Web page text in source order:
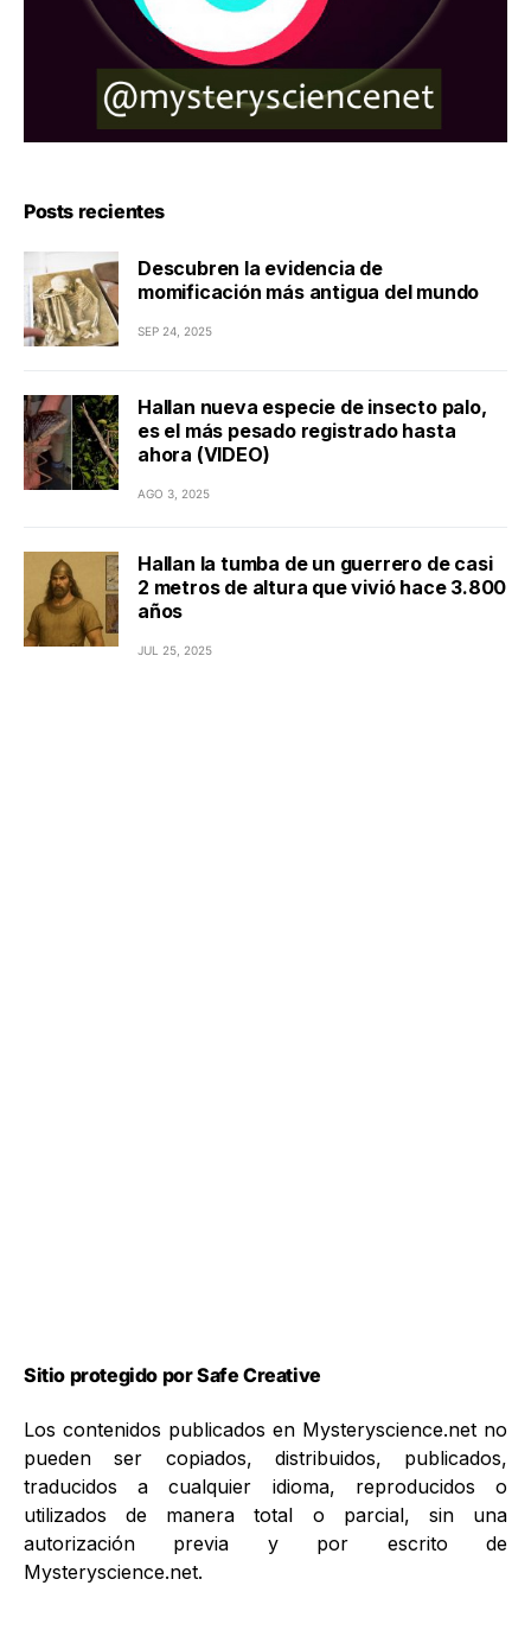
Posts recientes
Descubren la evidencia de
momificación más antigua del mundo
SEP 24, 2025
Hallan nueva especie de insecto palo,
es el más pesado registrado hasta
ahora (VIDEO)
AGO 3, 2025
Hallan la tumba de un guerrero de casi
2 metros de altura que vivió hace 3.800
años
JUL 25, 2025
Sitio protegido por Safe Creative
Los contenidos publicados en Mysteryscience.net no
pueden ser copiados, distribuidos, publicados,
traducidos a cualquier idioma, reproducidos o
utilizados de manera total o parcial, sin una
autorización previa y por escrito de
Mysteryscience.net.